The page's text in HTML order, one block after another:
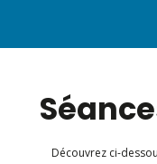
Découvrez ci-